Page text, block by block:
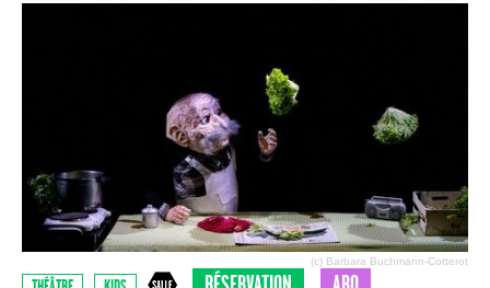
(c) Barbara Buchmann-Cotterot